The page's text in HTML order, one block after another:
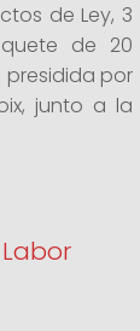
de Ley, 3
de 20
presidida por
junto a la